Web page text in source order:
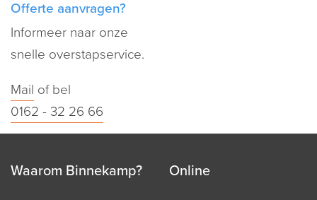
Offerte aanvragen?
Informeer naar onze
snelle overstapservice.
Mail of bel
0162 - 32 26 66
Waarom Binnekamp? Online